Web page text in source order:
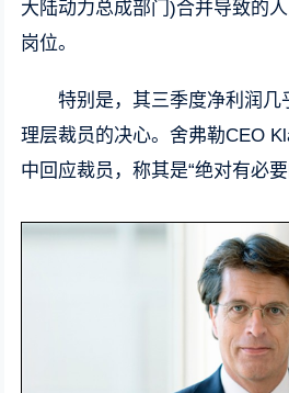
大陆动力总成部门)合并导致的
岗位。
特别是，其三季度净利润几
理层裁员的决心。舍弗勒CEO
中回应裁员，称其是“绝对有必要